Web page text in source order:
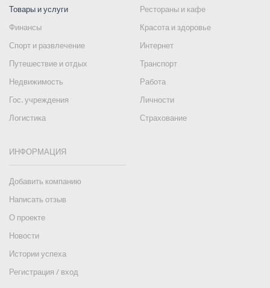
Товары и услуги
Рестораны и кафе
Финансы
Красота и здоровье
Спорт и развлечение
Интернет
Путешествие и отдых
Транспорт
Недвижимость
Работа
Гос. учреждения
Личности
Логистика
Страхование
ИНФОРМАЦИЯ
Добавить компанию
Написать отзыв
О проекте
Новости
Истории успеха
Регистрация / вход